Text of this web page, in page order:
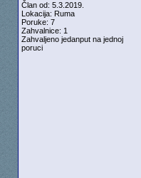
Član od: 5.3.2019.
Lokacija: Ruma
Poruke: 7
Zahvalnice: 1
Zahvaljeno jedanput na jednoj
poruci